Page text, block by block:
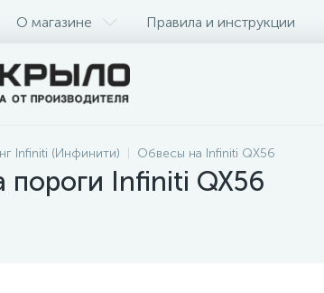
О магазине Правила и инструкции
Infiniti (Инфинити) Обвесы на Infiniti QX56
пороги Infiniti QX56